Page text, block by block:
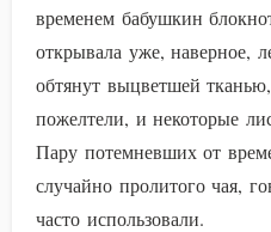
временем бабушкин
открывала уже, наверное,
обтянут выцветшей
пожелтели, и некоторые
Пару потемневших от
случайно пролитого чая,
часто использовали.